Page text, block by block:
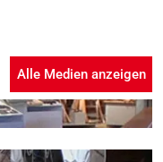
Alle Medien anzeigen